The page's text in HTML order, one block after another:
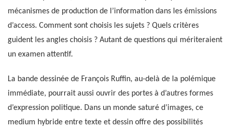
mécanismes de production de l’information dans les émissions
d’access. Comment sont choisis les sujets ? Quels critères
guident les angles choisis ? Autant de questions qui mériteraient
un examen attentif.
La bande dessinée de François Ruffin, au-delà de la polémique
immédiate, pourrait aussi ouvrir des portes à d’autres formes
d’expression politique. Dans un monde saturé d’images, ce
medium hybride entre texte et dessin offre des possibilités